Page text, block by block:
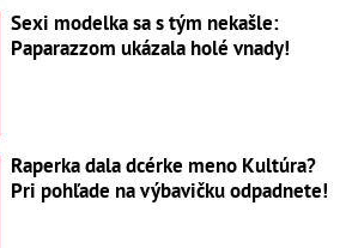
Sexi modelka sa s tým nekašle:
Paparazzom ukázala holé vnady!
Raperka dala dcérke meno Kultúra?
Pri pohľade na výbavičku odpadnete!